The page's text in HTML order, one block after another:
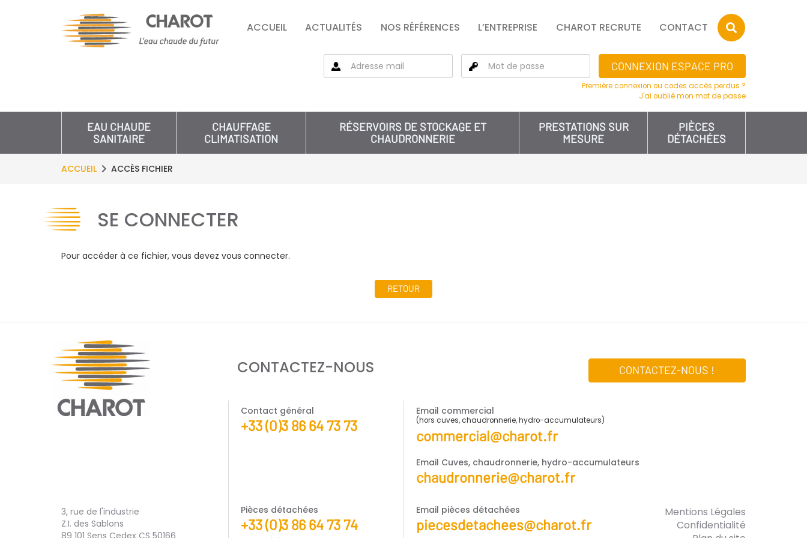
ACCUEIL ACTUALITÉS NOS RÉFÉRENCES L’ENTREPRISE CHAROT RECRUTE CONTACT
CONNEXION ESPACE PRO
Première connexion ou codes accès perdus ?
J'ai oublié mon mot de passe
EAU CHAUDE
SANITAIRE
CHAUFFAGE
CLIMATISATION
RÉSERVOIRS DE STOCKAGE ET
CHAUDRONNERIE
PRESTATIONS SUR
MESURE
PIÈCES
DÉTACHÉES
ACCUEIL ACCÈS FICHIER
SE CONNECTER
Pour accéder à ce fichier, vous devez vous connecter.
RETOUR
CONTACTEZ-NOUS CONTACTEZ-NOUS !
Contact général
+33 (0)3 86 64 73 73
Email commercial
(hors cuves, chaudronnerie, hydro-accumulateurs)
commercial@charot.fr
Email Cuves, chaudronnerie, hydro-accumulateurs
chaudronnerie@charot.fr
3, rue de l'industrie
Z.I. des Sablons
89 101 Sens Cedex CS 50166
Pièces détachées
+33 (0)3 86 64 73 74
Email pièces détachées
piecesdetachees@charot.fr
Mentions Légales
Confidentialité